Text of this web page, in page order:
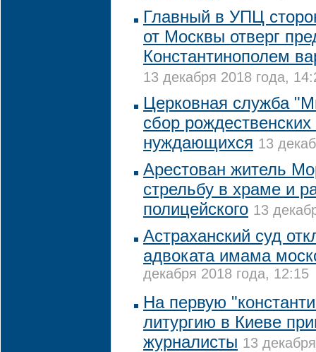
Главный в УПЦ
от Москвы отверг
Константинополем
13 декабря 2018 года,
Церковная служба
сбор
нуждающихся 13
Арестован житель
стрельбу в храме и
полицейского 13
Астраханский суд
адвоката имама
декабря 2018 года, 12:15
На первую
литургию в Киеве
журналисты 13